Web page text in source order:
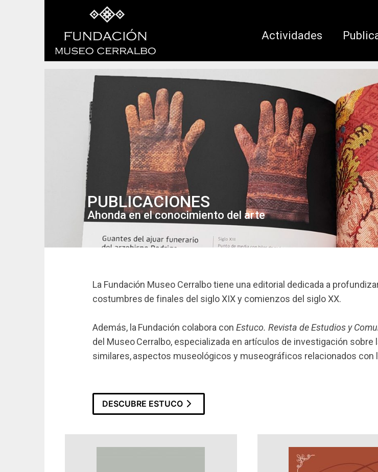
Actividades
PUBLICACIONES
Ahonda en el conocimiento del arte
La Fundación Museo Cerralbo tiene una editorial dedicada a
costumbres de finales del siglo XIX y comienzos del siglo XX.
Además, la Fundación colabora conEstuco. Revista de Estudios y
del Museo Cerralbo, especializada en artículos de investigación
similares, aspectos museológicos y museográficos relacionados
DESCUBRE ESTUCO